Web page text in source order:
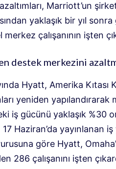
Marriott’un
yaklaşık bir yıl
çalışanının işten
destek merkezini
Hyatt, Amerika Kıtası
yeniden
iş gücünü yaklaşık %30
Haziran’da yayınlanan
göre Hyatt,
286 çalışanını işten